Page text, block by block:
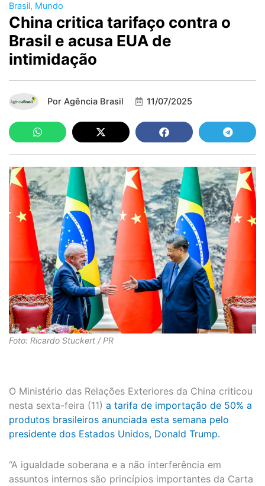
Brasil, Mundo
China critica tarifaço contra o
Brasil e acusa EUA de
intimidação
Por Agência Brasil 11/07/2025
Foto: Ricardo Stuckert / PR
O Ministério das Relações Exteriores da China criticou
nesta sexta-feira (11) a tarifa de importação de 50% a
produtos brasileiros anunciada esta semana pelo
presidente dos Estados Unidos, Donald Trump.
“A igualdade soberana e a não interferência em
assuntos internos são princípios importantes da Carta